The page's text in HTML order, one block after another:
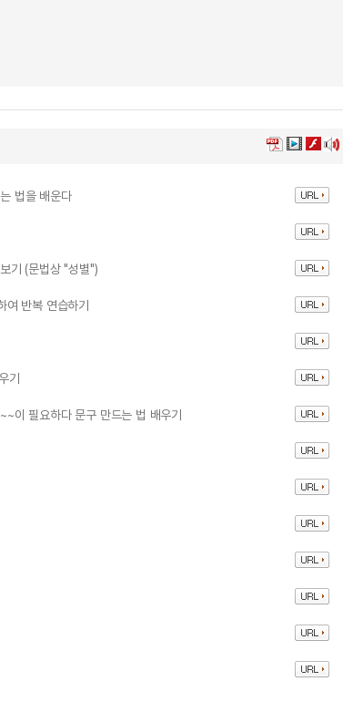
법을 배운다
기 (문법상 "성별")
반복 연습하기
기
이 필요하다 문구 만드는 법 배우기